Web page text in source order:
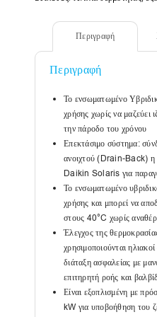
Περιγραφή
Περιγραφή
Το ενσωματωμένο
χρήσης χωρίς να μαζεύει
την πάροδο του χρόνου
Επεκτάσιμο σύστημα:
ανοιχτού (Drain-Back) η
Daikin Solaris για
Το ενσωματωμένο
χρήσης και μπορεί να
στους 40°C χωρίς
Έλεγχος της
χρησιμοποιούνται
διάταξη ασφαλείας με
επιτηρητή ροής και
Είναι εξοπλισμένη με
kW για υποβοήθηση του